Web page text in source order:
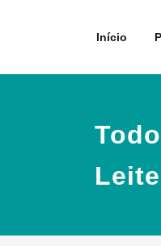
Início
Leite